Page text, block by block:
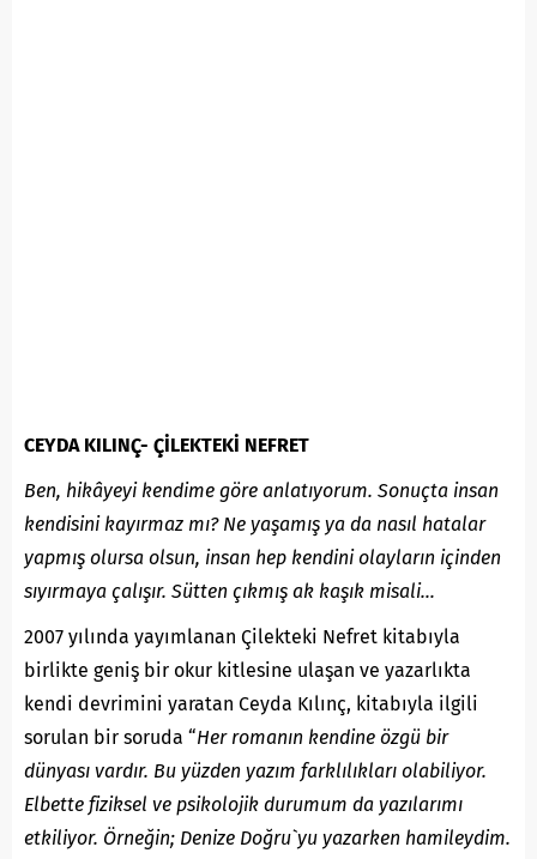
CEYDA KILINÇ- ÇİLEKTEKİ NEFRET
Ben, hikâyeyi kendime göre anlatıyorum. Sonuçta insan
kendisini kayırmaz mı? Ne yaşamış ya da nasıl hatalar
yapmış olursa olsun, insan hep kendini olayların içinden
sıyırmaya çalışır. Sütten çıkmış ak kaşık misali…
2007 yılında yayımlanan Çilekteki Nefret kitabıyla
birlikte geniş bir okur kitlesine ulaşan ve yazarlıkta
kendi devrimini yaratan Ceyda Kılınç, kitabıyla ilgili
sorulan bir soruda “Her romanın kendine özgü bir
dünyası vardır. Bu yüzden yazım farklılıkları olabiliyor.
Elbette fiziksel ve psikolojik durumum da yazılarımı
etkiliyor. Örneğin; Denize Doğru`yu yazarken hamileydim.